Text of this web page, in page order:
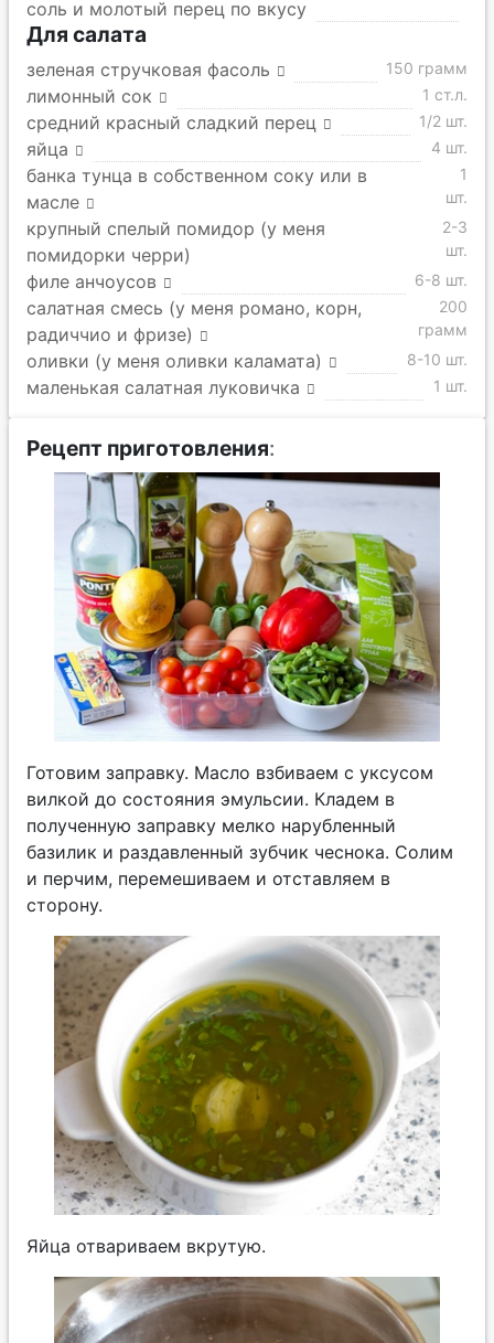
соль и молотый перец по вкусу
Для салата
зеленая стручковая фасоль 150 грамм
лимонный сок 1 ст.л.
средний красный сладкий перец 1/2 шт.
яйца 4 шт.
банка тунца в собственном соку или в
масле
1
шт.
крупный спелый помидор (у меня
помидорки черри)
2-3
шт.
филе анчоусов 6-8 шт.
салатная смесь (у меня романо, корн,
радиччио и фризе)
200
грамм
оливки (у меня оливки каламата) 8-10 шт.
маленькая салатная луковичка 1 шт.
Рецепт приготовления:
Готовим заправку. Масло взбиваем с уксусом
вилкой до состояния эмульсии. Кладем в
полученную заправку мелко нарубленный
базилик и раздавленный зубчик чеснока. Солим
и перчим, перемешиваем и отставляем в
сторону.
Яйца отвариваем вкрутую.